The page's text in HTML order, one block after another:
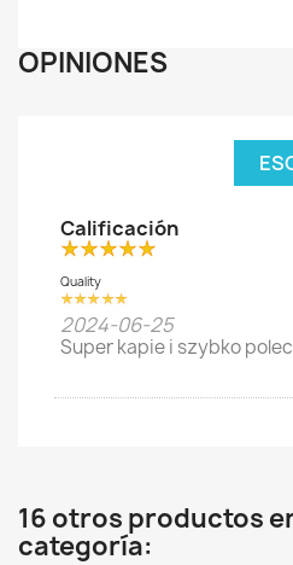
OPINIONES
Calificación
Quality
2024-06-25
Super kapie i szybko
16 otros productos
categoría: